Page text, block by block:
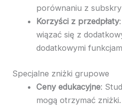
porównaniu z
Korzyści z przedpłaty
wiązać się z
dodatkowymi
Specjalne zniżki grupowe
Ceny edukacyjne:
mogą otrzymać zniżki.